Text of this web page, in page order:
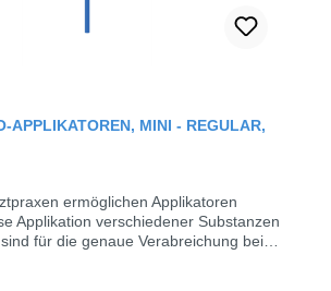
Bewertung von 0 von 5 Sternen
APPLIKATOREN, MINI - REGULAR,
ermöglichen Applikatoren
Applikation verschiedener Substanzen
für die genaue Verabreichung bei
Anwendungen wie: